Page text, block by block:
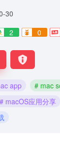
30
2 0
app # mac
# macOS应用分享